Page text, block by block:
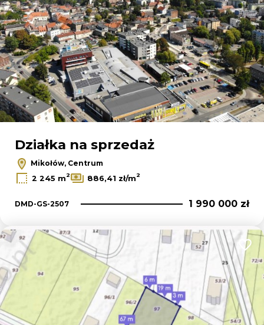
Działka na sprzedaż
Mikołów, Centrum
2 245 m2 886,41 zł/m2
DMD-GS-2507 1 990 000 zł